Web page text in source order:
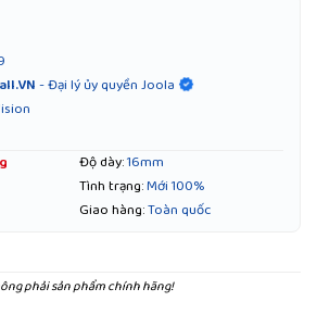
- Đại lý ủy quyền Joola
Độ dày:16mm
Tình trạng:Mới 100%
Giao hàng:Toàn quốc
phải sản phẩm chính hãng!